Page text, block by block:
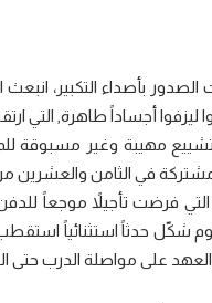
بأصداء التكبير،
ليزفوا أجساداً طاهرة, التي
مهيبة وغير مسبوقة
مشتركة في الثامن والعشرين
فرضت تأجيلاً موجعاً
شكّل حدثاً استثنائياً
على مواصلة الدرب حتى